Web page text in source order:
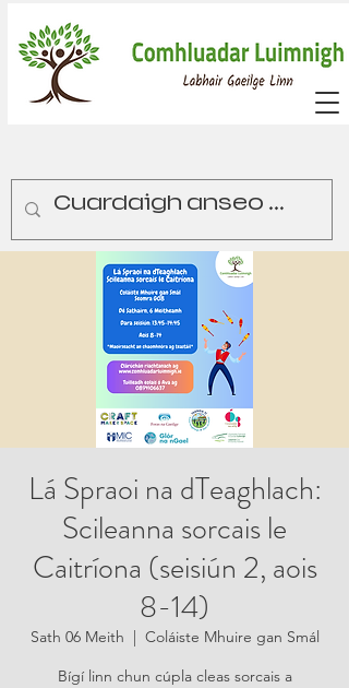
Lá Spraoi na dTeaghlach:
Scileanna sorcais le
Caitríona (seisiún 2, aois
8-14)
Sath 06 Meith
  |
Coláiste Mhuire gan Smál
Bígí linn chun cúpla cleas sorcais a